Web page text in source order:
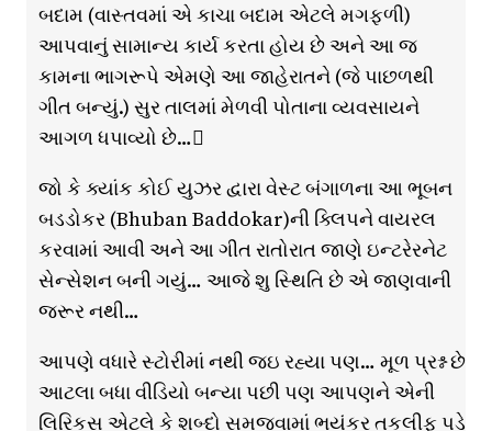
બદામ (વાસ્તવમાં એ કાચા બદામ એટલે મગફળી)
આપવાનું સામાન્ય કાર્ય કરતા હોય છે અને આ જ
કામના ભાગરૂપે એમણે આ જાહેરાતને (જે પાછળથી
ગીત બન્યું.) સુર તાલમાં મેળવી પોતાના વ્યવસાયને
આગળ ધપાવ્યો છે…
જો કે ક્યાંક કોઈ યુઝર દ્વારા વેસ્ટ બંગાળના આ ભૂબન
બડડોકર (Bhuban Baddokar)ની ક્લિપને વાયરલ
કરવામાં આવી અને આ ગીત રાતોરાત જાણે ઇન્ટરેરનેટ
સેન્સેશન બની ગયું… આજે શુ સ્થિતિ છે એ જાણવાની
જરૂર નથી…
આપણે વધારે સ્ટોરીમાં નથી જઇ રહ્યા પણ… મૂળ પ્રશ્ન છે
આટલા બધા વીડિયો બન્યા પછી પણ આપણને એની
લિરિકસ એટલે કે શબ્દો સમજવામાં ભયંકર તકલીફ પડે